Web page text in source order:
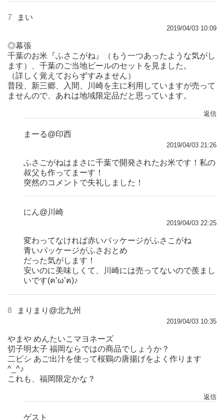
7 まい
2019/04/03 10:09
◎幕張
千葉のお米『ふさこがね』（もう一つあったような気がし
ます）、千葉のご当地ビールのセットを見ました。
（詳しく覚えておらずすみません）
普段、新三郷、入間、川崎を主に利用していますが売って
ませんので、あれは地域限定品だと思っています。
返信
まーる@印西
2019/04/03 21:26
ふさごがねはまさに千葉で開発されたお米です！私の
叔父も作ってまーす！
突然のコメントで失礼しました！
にん@川崎
2019/04/03 22:25
変わってなければ赤いパッケージがふさこがね
青いパッケージがふさおとめ
だった気がします！
安いのに美味しくて、川崎には売ってないので羨まし
いです(ฅ’ω’ฅ)♪
8 まりまり@北九州
2019/04/03 10:35
やまや めんたいこマヨネーズ
切子明太子 福岡ならではの商品でしょうか？
二ビシ あご出汁を使って桜鷄の唐揚げをよく作ります
^_^♪
これも、福岡限定かな？
返信
ゲスト